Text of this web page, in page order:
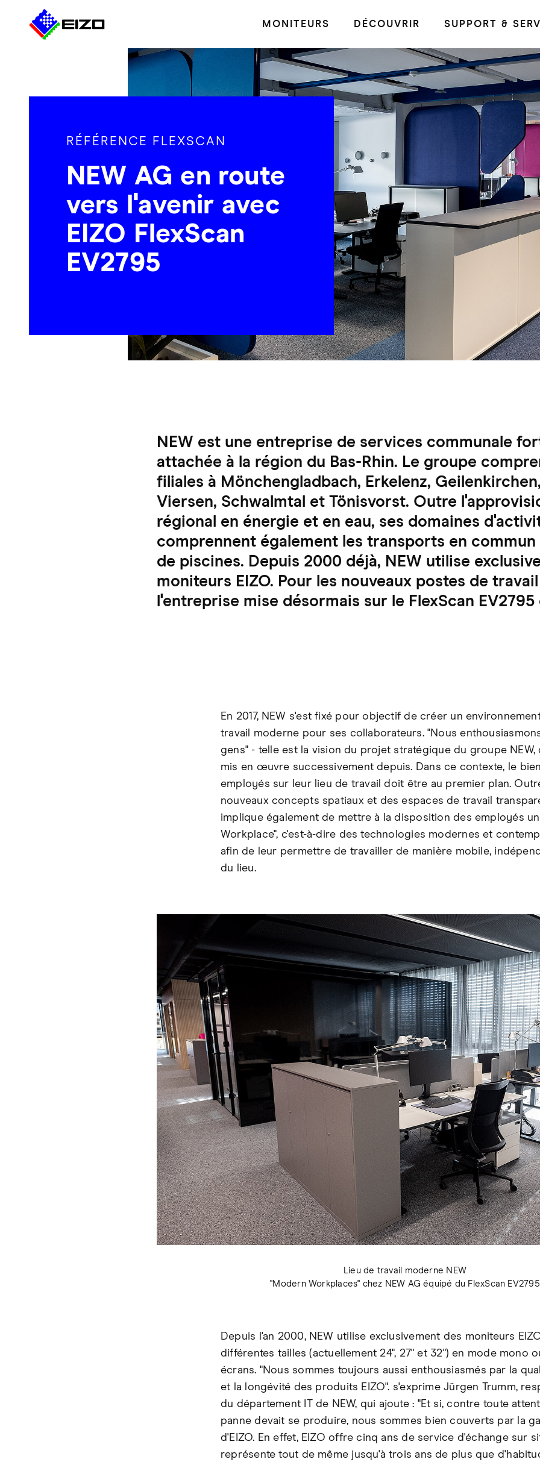
MONITEURS DÉCOUVRIR SUPPORT &
RÉFÉRENCE FLEXSCAN
NEW AG en route
vers l'avenir avec
EIZO FlexScan
EV2795
NEW est une entreprise de services communale
attachée à la région du Bas-Rhin. Le groupe
filiales à Mönchengladbach, Erkelenz,
Viersen, Schwalmtal et Tönisvorst. Outre
régional en énergie et en eau, ses domaines
comprennent également les transports en
de piscines. Depuis 2000 déjà, NEW utilise
moniteurs EIZO. Pour les nouveaux postes de
l'entreprise mise désormais sur le FlexScan EV2795
En 2017, NEW s'est fixé pour objectif de créer un
travail moderne pour ses collaborateurs. "Nous
gens" - telle est la vision du projet stratégique du groupe NEW,
mis en œuvre successivement depuis. Dans ce contexte, le
employés sur leur lieu de travail doit être au premier plan.
nouveaux concepts spatiaux et des espaces de travail
implique également de mettre à la disposition des employés
Workplace", c'est-à-dire des technologies modernes et
afin de leur permettre de travailler de manière mobile,
du lieu.
Lieu de travail moderne NEW
"Modern Workplaces" chez NEW AG équipé du FlexScan EV2795
Depuis l'an 2000, NEW utilise exclusivement des moniteurs
différentes tailles (actuellement 24", 27" et 32") en mode mono
écrans. "Nous sommes toujours aussi enthousiasmés par la
et la longévité des produits EIZO". s'exprime Jürgen Trumm,
du département IT de NEW, qui ajoute : "Et si, contre toute
panne devait se produire, nous sommes bien couverts par la
d'EIZO. En effet, EIZO offre cinq ans de service d'échange sur
représente tout de même jusqu'à trois ans de plus que